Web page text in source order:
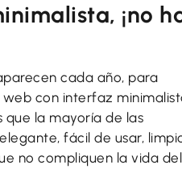
¡no
cada año, para
con interfaz
que la mayoría de las
fácil de usar,
no compliquen la vida del